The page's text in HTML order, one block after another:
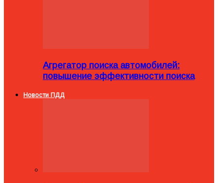
Агрегатор поиска автомобилей:
повышение эффективности поиска
Новости ПДД